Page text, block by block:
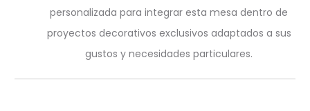
personalizada para integrar esta mesa dentro de
proyectos decorativos exclusivos adaptados a sus
gustos y necesidades particulares.